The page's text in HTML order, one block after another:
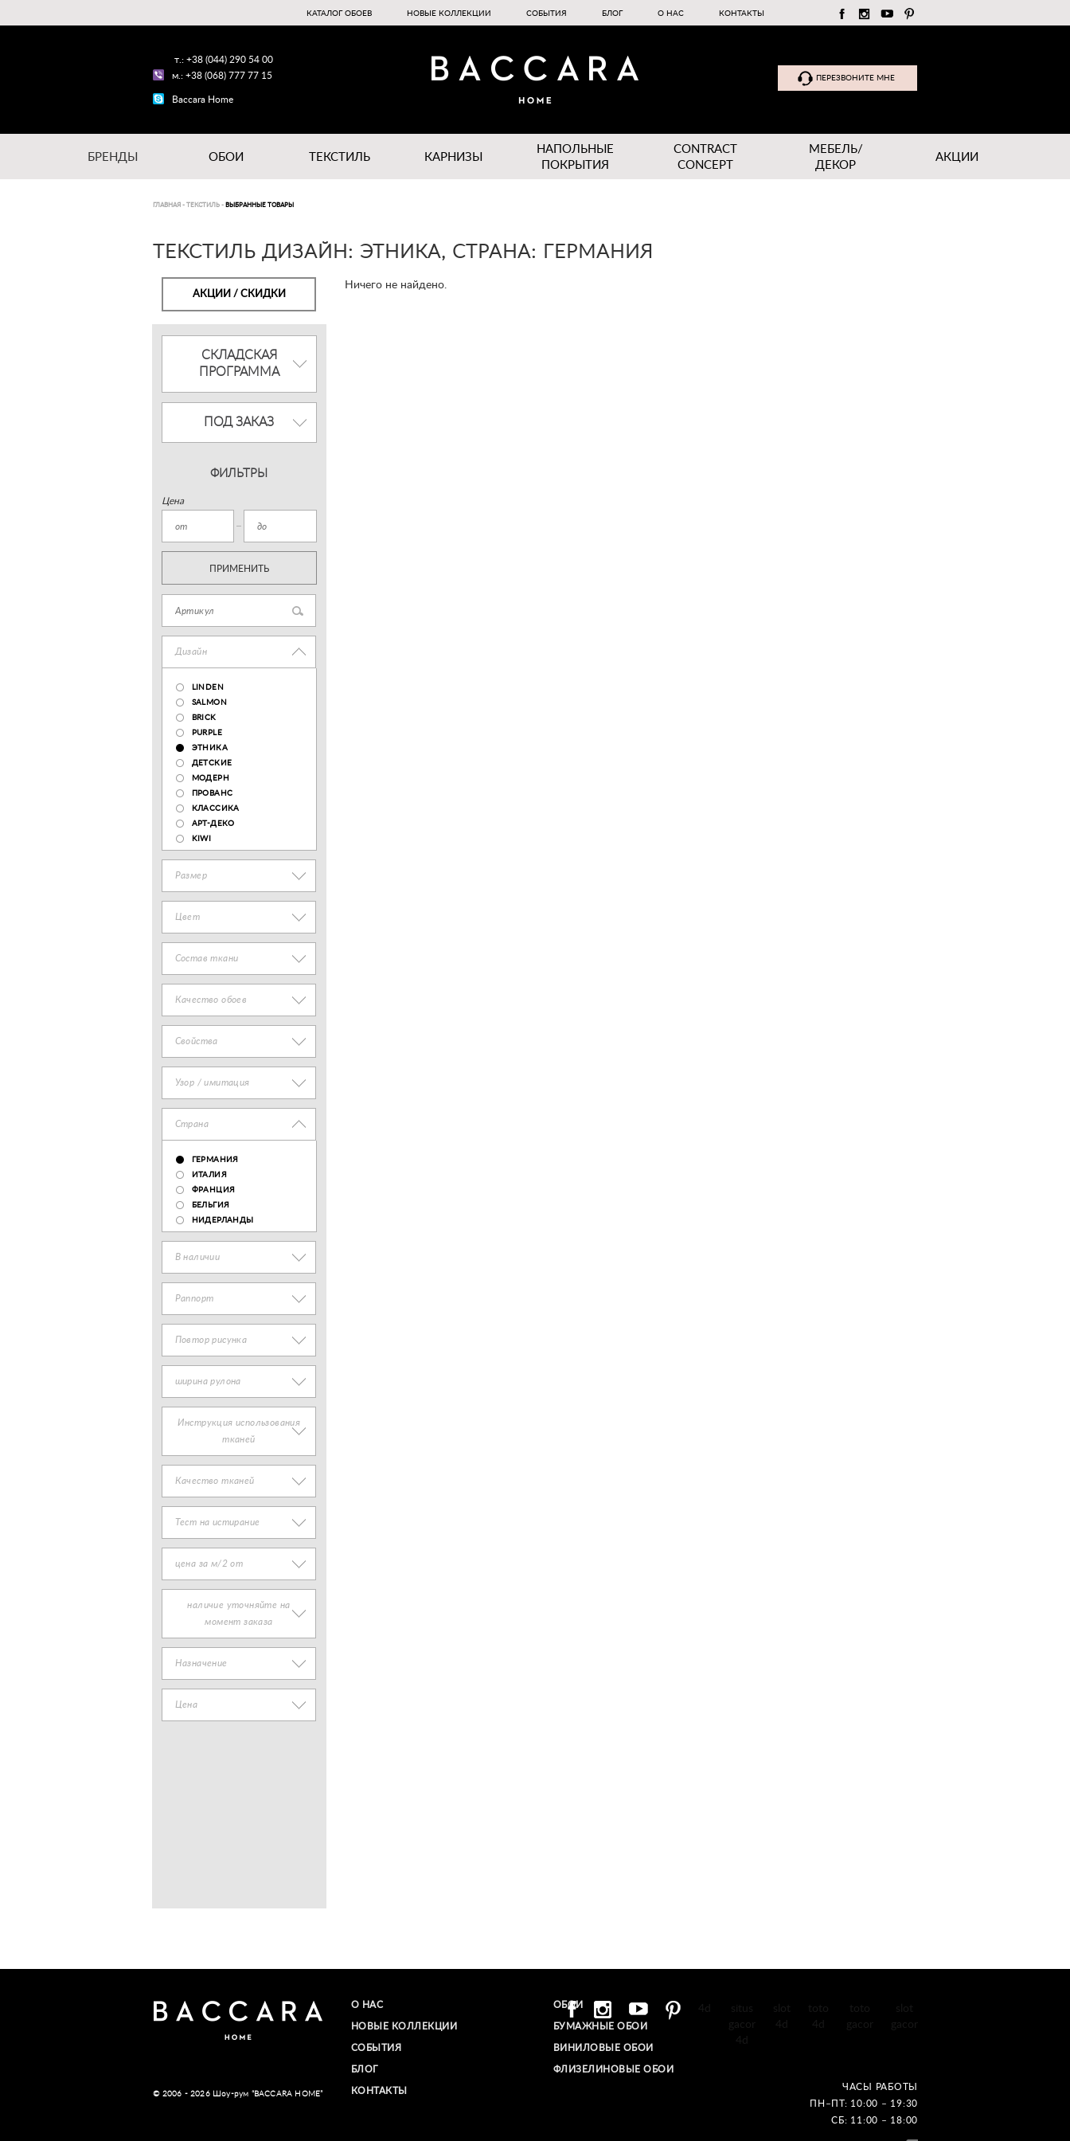
КАТАЛОГ ОБОЕВ НОВЫЕ КОЛЛЕКЦИИ СОБЫТИЯ БЛОГ О НАС КОНТАКТЫ
т.: +38 (044) 290 54 00
м.: +38 (068) 777 77 15
Baccara Home
ПЕРЕЗВОНИТЕ МНЕ
БРЕНДЫ ОБОИ ТЕКСТИЛЬ КАРНИЗЫ
НАПОЛЬНЫЕ
ПОКРЫТИЯ
CONTRACT
CONCEPT
МЕБЕЛЬ/
ДЕКОР
АКЦИИ
ГЛАВНАЯ - ТЕКСТИЛЬ - ВЫБРАННЫЕ ТОВАРЫ
ТЕКСТИЛЬ ДИЗАЙН: ЭТНИКА, СТРАНА: ГЕРМАНИЯ
АКЦИИ / СКИДКИ
СКЛАДСКАЯ
ПРОГРАММА
ПОД ЗАКАЗ
ФИЛЬТРЫ
Цена
ПРИМЕНИТЬ
Дизайн
LINDEN
SALMON
BRICK
PURPLE
ЭТНИКА
ДЕТСКИЕ
МОДЕРН
ПРОВАНС
КЛАССИКА
АРТ-ДЕКО
KIWI
Размер
Цвет
Состав ткани
Качество обоев
Свойства
Узор / имитация
Страна
ГЕРМАНИЯ
ИТАЛИЯ
ФРАНЦИЯ
БЕЛЬГИЯ
НИДЕРЛАНДЫ
В наличии
Раппорт
Повтор рисунка
ширина рулона
Инструкция использования
тканей
Качество тканей
Тест на истирание
цена за м/2 от
наличие уточняйте на
момент заказа
Назначение
Цена
Ничего не найдено.
© 2006 - 2026 Шоу-рум “BACCARA HOME”
О НАС
НОВЫЕ КОЛЛЕКЦИИ
СОБЫТИЯ
БЛОГ
КОНТАКТЫ
ОБОИ
БУМАЖНЫЕ ОБОИ
ВИНИЛОВЫЕ ОБОИ​
ФЛИЗЕЛИНОВЫЕ ОБОИ
ЧАСЫ РАБОТЫ
ПН–ПТ: 10:00 – 19:30
СБ: 11:00 – 18:00